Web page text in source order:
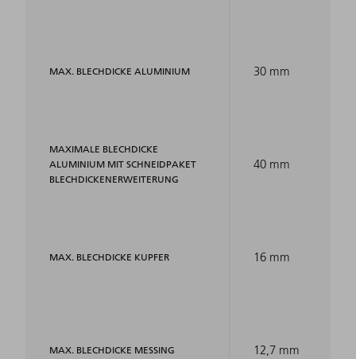
MAX. BLECHDICKE ALUMINIUM
MAXIMALE BLECHDICKE
ALUMINIUM MIT SCHNEIDPAKET
BLECHDICKENERWEITERUNG
MAX. BLECHDICKE KUPFER
MAX. BLECHDICKE MESSING
30 mm
40 mm
16 mm
12,7 mm